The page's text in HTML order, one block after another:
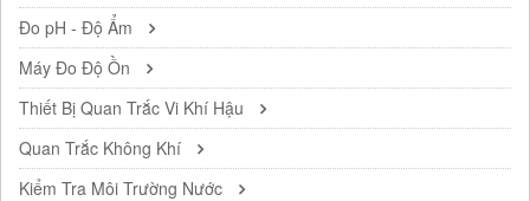
Đo pH - Độ Ẩm
Máy Đo Độ Ồn
Thiết Bị Quan Trắc Vi Khí Hậu
Quan Trắc Không Khí
Kiểm Tra Môi Trường Nước